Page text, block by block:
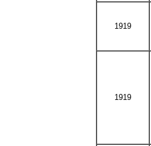
1919
1919